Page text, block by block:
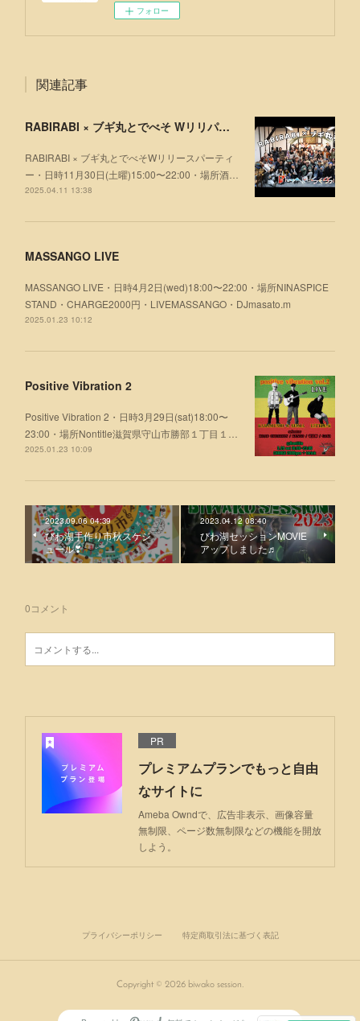
フォロー
関連記事
RABIRABI × ブギ丸とでべそ WリリパMOVIE❣
RABIRABI × ブギ丸とでべそWリリースパーティ
ー・日時11月30日(土曜)15:00〜22:00・場所酒…
2025.04.11 13:38
MASSANGO LIVE
MASSANGO LIVE・日時4月2日(wed)18:00〜22:00・場所NINASPICE
STAND・CHARGE2000円・LIVEMASSANGO・DJmasato.m
2025.01.23 10:12
Positive Vibration 2
Positive Vibration 2・日時3月29日(sat)18:00〜
23:00・場所Nontitle滋賀県守山市勝部１丁目１…
2025.01.23 10:09
2023.09.06 04:39
びわ湖手作り市秋スケジ
ュール❣
2023.04.12 08:40
びわ湖セッションMOVIE
アップしました♬
0コメント
PR
プレミアムプランでもっと自由
なサイトに
Ameba Owndで、広告非表示、画像容量
無制限、ページ数無制限などの機能を開放
しよう。
プライバシーポリシー 特定商取引法に基づく表記
Copyright © 2026 biwako session.